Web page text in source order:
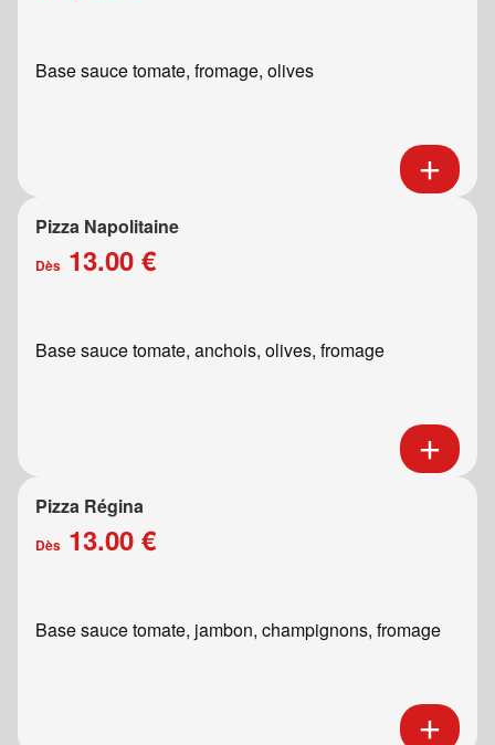
Base sauce tomate, fromage, olives
Pizza Napolitaine
Dès 13.00 €
Base sauce tomate, anchois, olives, fromage
Pizza Régina
Dès 13.00 €
Base sauce tomate, jambon, champignons, fromage